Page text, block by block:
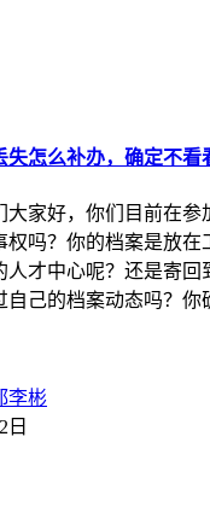
失怎么补办，确定不看
大家好，你们目前在参
权吗？你的档案是放在
人才中心呢？还是寄回
自己的档案动态吗？
李彬
日